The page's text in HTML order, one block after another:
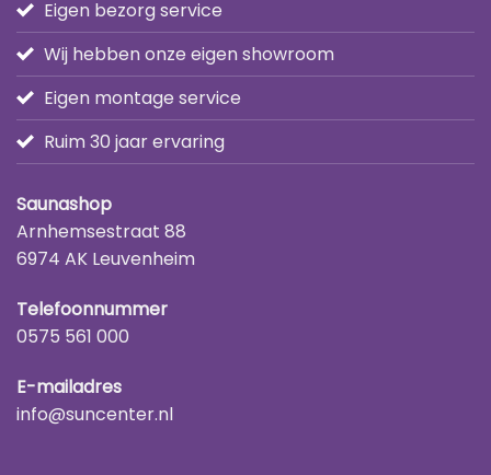
Eigen bezorg service
Wij hebben onze eigen showroom
Eigen montage service
Ruim 30 jaar ervaring
Saunashop
Arnhemsestraat 88
6974 AK Leuvenheim
Telefoonnummer
0575 561 000
E-mailadres
info@suncenter.nl